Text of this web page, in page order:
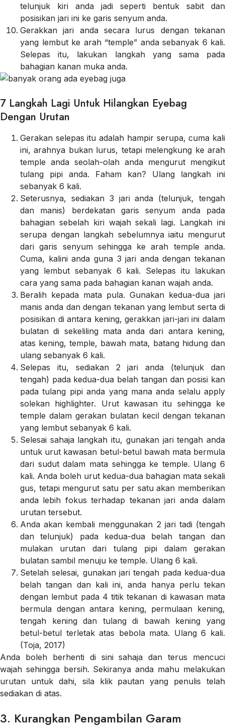
telunjuk kiri anda jadi seperti bentuk sabit dan
posisikan jari ini ke garis senyum anda.
Gerakkan jari anda secara lurus dengan tekanan
yang lembut ke arah “temple” anda sebanyak 6 kali.
Selepas itu, lakukan langkah yang sama pada
bahagian kanan muka anda.
7 Langkah Lagi Untuk Hilangkan Eyebag
Dengan Urutan
Gerakan selepas itu adalah hampir serupa, cuma kali
ini, arahnya bukan lurus, tetapi melengkung ke arah
temple anda seolah-olah anda mengurut mengikut
tulang pipi anda. Faham kan? Ulang langkah ini
sebanyak 6 kali.
Seterusnya, sediakan 3 jari anda (telunjuk, tengah
dan manis) berdekatan garis senyum anda pada
bahagian sebelah kiri wajah sekali lagi. Langkah ini
serupa dengan langkah sebelumnya iaitu mengurut
dari garis senyum sehingga ke arah temple anda.
Cuma, kalini anda guna 3 jari anda dengan tekanan
yang lembut sebanyak 6 kali. Selepas itu lakukan
cara yang sama pada bahagian kanan wajah anda.
Beralih kepada mata pula. Gunakan kedua-dua jari
manis anda dan dengan tekanan yang lembut serta di
posisikan di antara kening, gerakkan jari-jari ini dalam
bulatan di sekeliling mata anda dari antara kening,
atas kening, temple, bawah mata, batang hidung dan
ulang sebanyak 6 kali.
Selepas itu, sediakan 2 jari anda (telunjuk dan
tengah) pada kedua-dua belah tangan dan posisi kan
pada tulang pipi anda yang mana anda selalu apply
solekan highlighter. Urut kawasan itu sehingga ke
temple dalam gerakan bulatan kecil dengan tekanan
yang lembut sebanyak 6 kali.
Selesai sahaja langkah itu, gunakan jari tengah anda
untuk urut kawasan betul-betul bawah mata bermula
dari sudut dalam mata sehingga ke temple. Ulang 6
kali. Anda boleh urut kedua-dua bahagian mata sekali
gus, tetapi mengurut satu per satu akan memberikan
anda lebih fokus terhadap tekanan jari anda dalam
urutan tersebut.
Anda akan kembali menggunakan 2 jari tadi (tengah
dan telunjuk) pada kedua-dua belah tangan dan
mulakan urutan dari tulang pipi dalam gerakan
bulatan sambil menuju ke temple. Ulang 6 kali.
Setelah selesai, gunakan jari tengah pada kedua-dua
belah tangan dan kali ini, anda hanya perlu tekan
dengan lembut pada 4 titik tekanan di kawasan mata
bermula dengan antara kening, permulaan kening,
tengah kening dan tulang di bawah kening yang
betul-betul terletak atas bebola mata. Ulang 6 kali.
(Toja, 2017)
Anda boleh berhenti di sini sahaja dan terus mencuci
wajah sehingga bersih. Sekiranya anda mahu melakukan
urutan untuk dahi, sila klik pautan yang penulis telah
sediakan di atas.
3. Kurangkan Pengambilan Garam